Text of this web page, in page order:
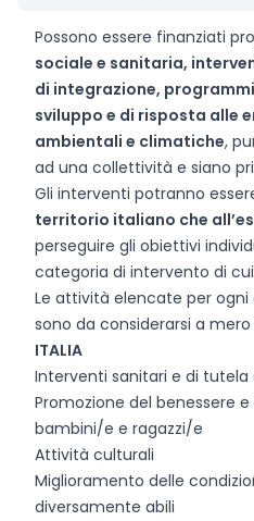
Possono essere finanziati
sociale e sanitaria,
di integrazione,
sviluppo e di risposta alle
ambientali e climatiche,
ad una collettività e siano
Gli interventi potranno
territorio italiano che
perseguire gli obiettivi
categoria di intervento di cui
Le attività elencate per ogni
sono da considerarsi a
ITALIA
Interventi sanitari e di tutela
Promozione del benessere
bambini/e e ragazzi/e
Attività culturali
Miglioramento delle
diversamente abili